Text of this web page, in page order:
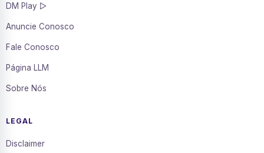
DM Play ▷
Anuncie Conosco
Fale Conosco
Página LLM
Sobre Nós
LEGAL
Disclaimer